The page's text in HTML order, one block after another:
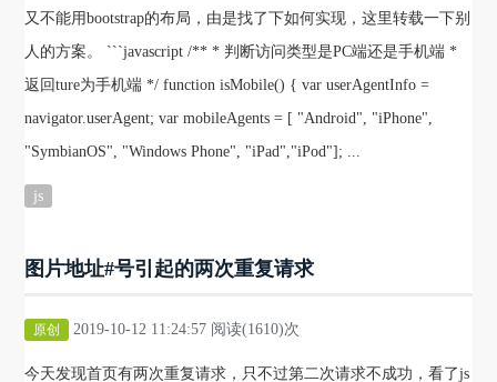
又不能用bootstrap的布局，由是找了下如何实现，这里转载一下别
人的方案。 ```javascript /** * 判断访问类型是PC端还是手机端 *
返回ture为手机端 */ function isMobile() { var userAgentInfo =
navigator.userAgent; var mobileAgents = [ "Android", "iPhone",
"SymbianOS", "Windows Phone", "iPad","iPod"]; ...
js
图片地址#号引起的两次重复请求
原创 2019-10-12 11:24:57 阅读(1610)次
今天发现首页有两次重复请求，只不过第二次请求不成功，看了js